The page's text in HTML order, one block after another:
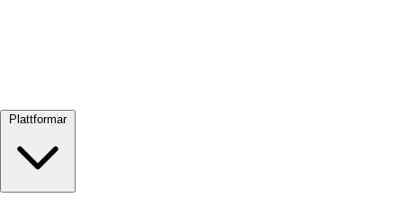
Plattformar